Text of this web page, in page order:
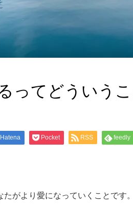
ってどういうこ
Hatena Pocket RSS feedly
がより愛になっていくことです。